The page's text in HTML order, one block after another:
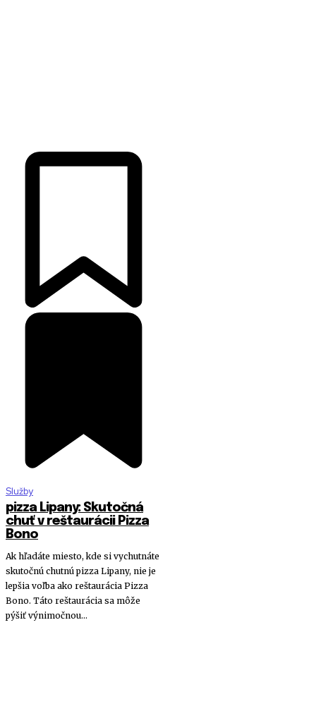
Služby
pizza Lipany: Skutočná
chuť v reštaurácii Pizza
Bono
Ak hľadáte miesto, kde si vychutnáte
skutočnú chutnú pizza Lipany, nie je
lepšia voľba ako reštaurácia Pizza
Bono. Táto reštaurácia sa môže
pýšiť výnimočnou...